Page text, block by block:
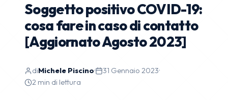
Soggetto positivo COVID-19:
cosa fare in caso di contatto
[Aggiornato Agosto 2023]
diMichele Piscino· 31 Gennaio 2023·
2 min di lettura